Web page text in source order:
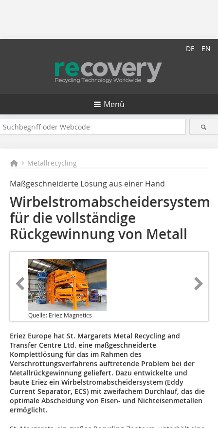
DE EN
Menü
Metallrecycling
Maßgeschneiderte Lösung aus einer Hand
Wirbelstromabscheidersystem
für die vollständige
Rückgewinnung von Metall
Quelle: Eriez Magnetics
Eriez Europe hat St. Margarets Metal Recycling and
Transfer Centre Ltd. eine maßgeschneiderte
Komplettlösung für das im Rahmen des
Verschrottungsverfahrens auftretende Problem bei der
Metallrückgewinnung geliefert. Dazu entwickelte und
baute Eriez ein Wirbelstromabscheidersystem (Eddy
Current Separator, ECS) mit zweifachem Durchlauf, das die
optimale Abscheidung von Eisen- und Nichteisenmetallen
ermöglicht.